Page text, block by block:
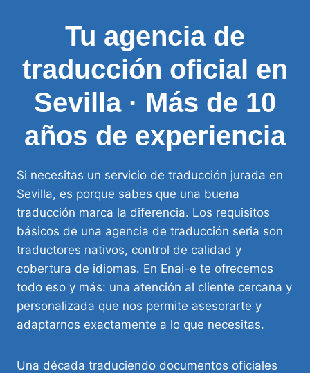
Tu agencia de
traducción oficial en
Sevilla · Más de 10
años de experiencia
Si necesitas un servicio de traducción jurada en
Sevilla, es porque sabes que una buena
traducción marca la diferencia. Los requisitos
básicos de una agencia de traducción seria son
traductores nativos, control de calidad y
cobertura de idiomas. En Enai-e te ofrecemos
todo eso y más: una atención al cliente cercana y
personalizada que nos permite asesorarte y
adaptarnos exactamente a lo que necesitas.
Una década traduciendo documentos oficiales